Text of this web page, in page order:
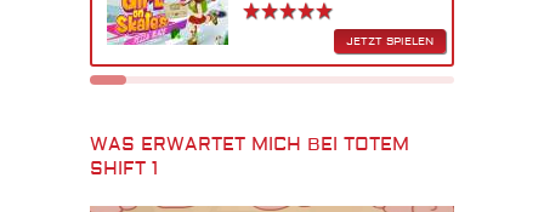
JETZT SPIELEN
WAS ERWARTET MICH BEI TOTEM
SHIFT 1